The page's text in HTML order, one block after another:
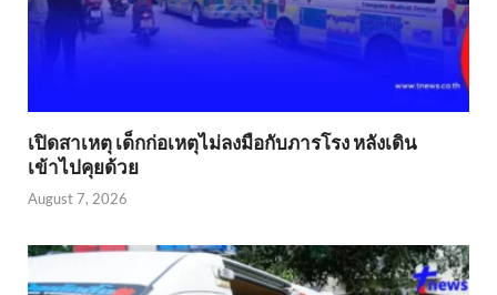
เปิดสาเหตุ เด็กก่อเหตุไม่ลงมือกับภารโรง หลังเดิน
เข้าไปคุยด้วย
August 7, 2026